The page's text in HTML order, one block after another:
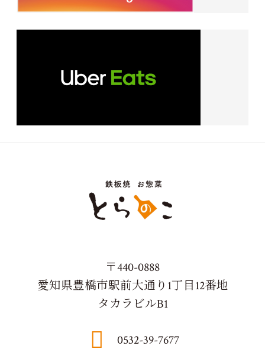
〒440-0888
愛知県豊橋市駅前大通り1丁目12番地
タカラビルB1
0532-39-7677